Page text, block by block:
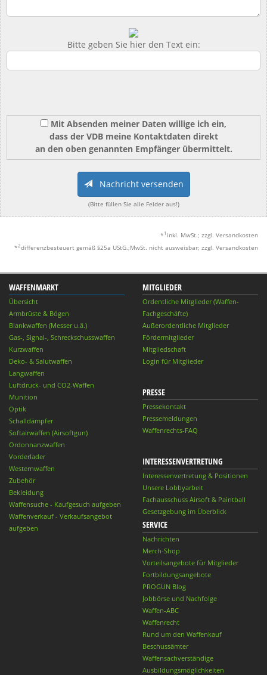
Bitte geben Sie hier den Text ein:
Mit Absenden meiner Daten willige ich ein,
dass der VDB meine Kontaktdaten direkt
an den oben genannten Empfänger übermittelt.
Nachricht versenden
(Bitte füllen Sie alle Felder aus!)
* 1 inkl. MwSt.; zzgl. Versandkosten
*2differenzbesteuert gemäß §25a UStG.;MwSt. nicht ausweisbar; zzgl. Versandkosten
WAFFENMARKT
Übersicht
Armbrüste & Bögen
Blankwaffen (Messer u.ä.)
Gas-, Signal-, Schreckschusswaffen
Kurzwaffen
Deko- & Salutwaffen
Langwaffen
Luftdruck- und CO2-Waffen
Munition
Optik
Schalldämpfer
Softairwaffen (Airsoftgun)
Ordonnanzwaffen
Vorderlader
Westernwaffen
Zubehör
Bekleidung
Waffensuche - Kaufgesuch aufgeben
Waffenverkauf - Verkaufsangebot
aufgeben
MITGLIEDER
Ordentliche Mitglieder (Waffen-
Fachgeschäfte)
Außerordentliche Mitglieder
Fördermitglieder
Mitgliedschaft
Login für Mitglieder
PRESSE
Pressekontakt
Pressemeldungen
Waffenrechts-FAQ
INTERESSENVERTRETUNG
Interessenvertretung & Positionen
Unsere Lobbyarbeit
Fachausschuss Airsoft & Paintball
Gesetzgebung im Überblick
SERVICE
Nachrichten
Merch-Shop
Vorteilsangebote für Mitglieder
Fortbildungsangebote
PROGUN Blog
Jobbörse und Nachfolge
Waffen-ABC
Waffenrecht
Rund um den Waffenkauf
Beschussämter
Waffensachverständige
Ausbildungsmöglichkeiten